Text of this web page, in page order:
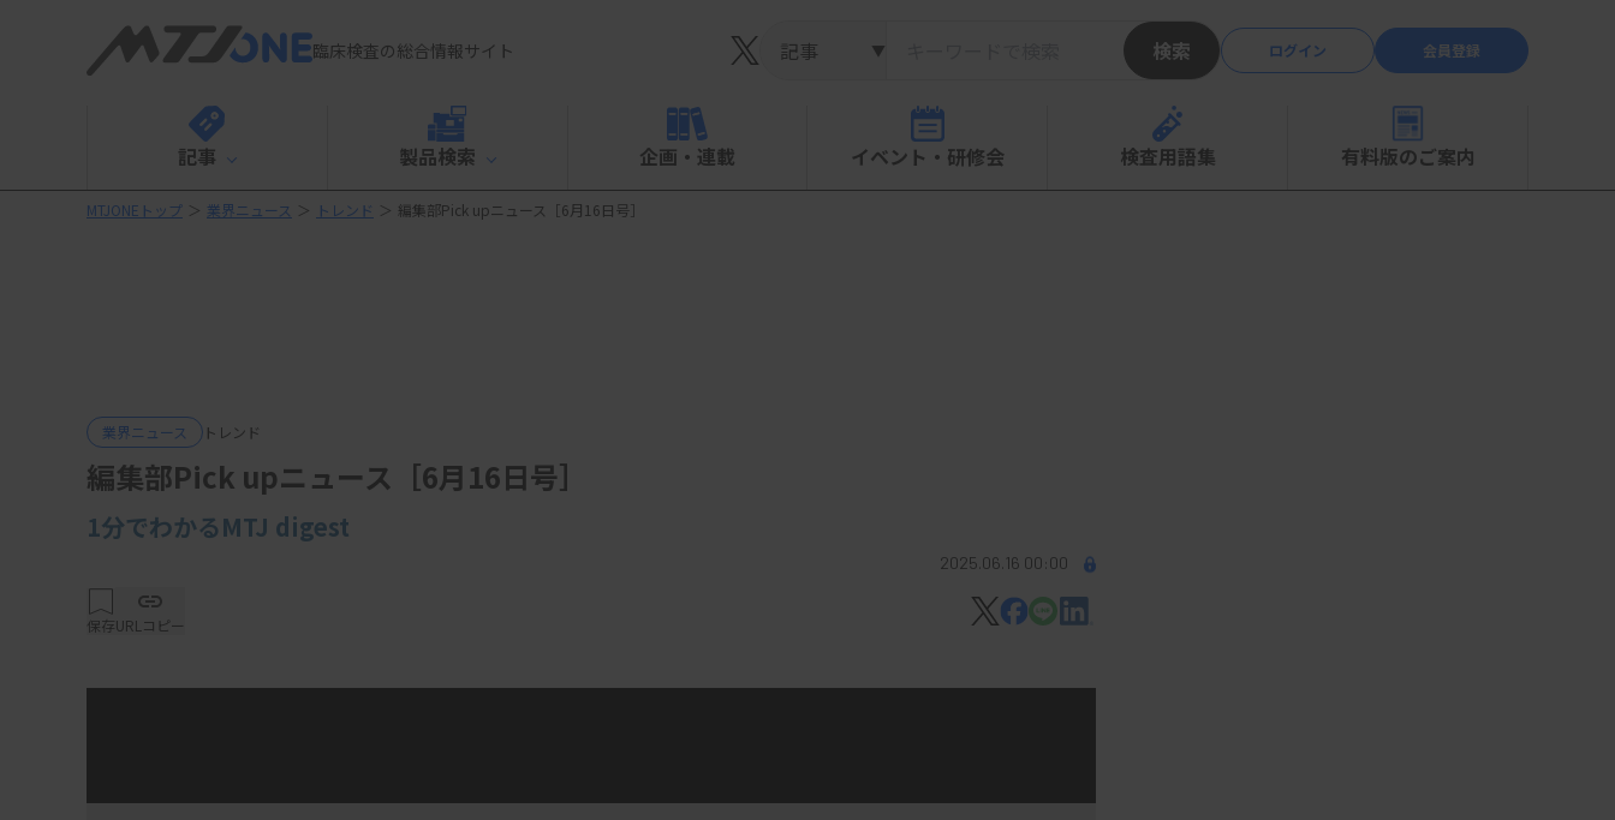
臨床検査の総合情報サイト ▼ 検索 ログイン 会員登録
記事 製品検索 企画・連載 イベント・研修会 検査用語集 有料版のご案内
MTJONEトップ ＞ 業界ニュース ＞ トレンド ＞ 編集部Pick upニュース［6月16日号］
業界ニュース トレンド
編集部Pick upニュース［6月16日号］
1分でわかるMTJ digest
2025.06.16 00:00
保存URLコピー